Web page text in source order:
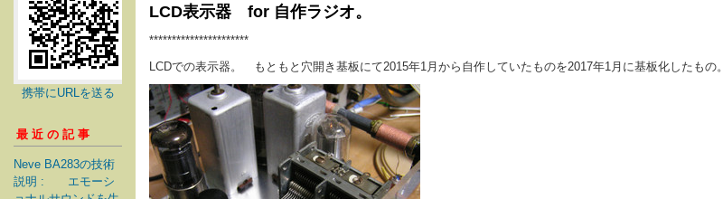
携帯にURLを送る
最近の記事
Neve BA283の技術
説明 : エモーシ
LCD表示器 for 自作ラジオ。
**********************
LCDでの表示器。 もともと穴開き基板にて2015年1月から自作していたものを2017年1月に基板化したもの。